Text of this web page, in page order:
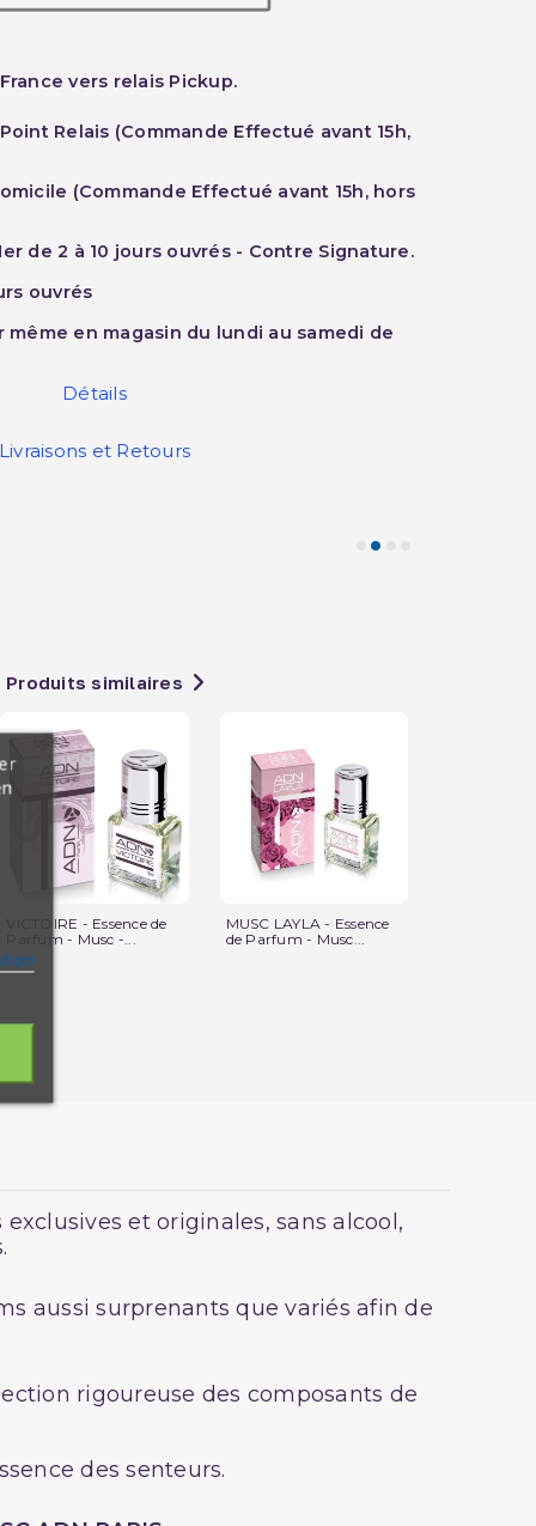
vers relais Pickup.
Relais (Commande Effectué avant 15h,
(Commande Effectué avant 15h, hors
de 2 à 10 jours ouvrés - Contre Signature.
ouvrés
même en magasin du lundi au samedi de
Détails
Livraisons et Retours
Produits similaires
VICTOIRE - Essence de
Parfum - Musc -...
MUSC LAYLA - Essence
de Parfum - Musc...
et originales, sans alcool,
aussi surprenants que variés afin de
rigoureuse des composants de
des senteurs.